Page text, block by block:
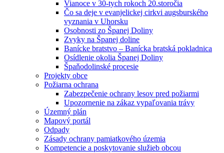
Vianoce v 30-tych rokoch 20.storočia
Čo sa deje v evanjelickej cirkvi augsburského
vyznania v Uhorsku
Osobnosti zo Španej Doliny
Zvyky na Španej doline
Banícke bratstvo – Banícka bratská pokladnica
Osídlenie okolia Španej Doliny
Špaňodolinské procesie
Projekty obce
Požiarna ochrana
Zabezpečenie ochrany lesov pred požiarmi
Upozornenie na zákaz vypaľovania trávy
Územný plán
Mapový portál
Odpady
Zásady ochrany pamiatkového územia
Kompetencie a poskytovanie služieb obcou